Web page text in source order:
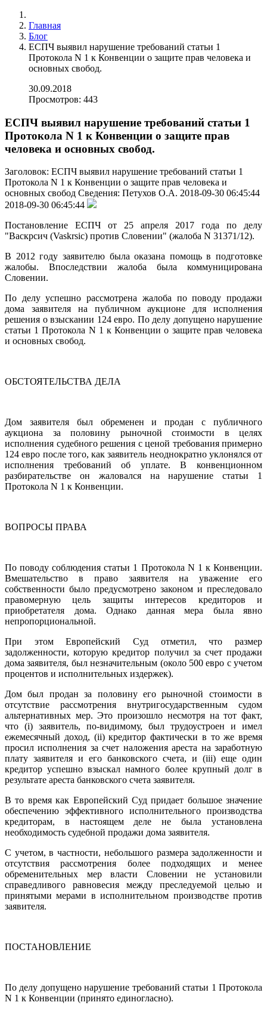
Главная
Блог
ЕСПЧ выявил нарушение требований статьи 1
Протокола N 1 к Конвенции о защите прав человека и
основных свобод.
30.09.2018
Просмотров: 443
ЕСПЧ выявил нарушение требований статьи 1
Протокола N 1 к Конвенции о защите прав
человека и основных свобод.
Заголовок: ЕСПЧ выявил нарушение требований статьи 1
Протокола N 1 к Конвенции о защите прав человека и
основных свобод Сведения: Петухов О.А. 2018-09-30 06:45:44
2018-09-30 06:45:44
Постановление ЕСПЧ от 25 апреля 2017 года по делу
"Васкрсич (Vaskrsic) против Словении" (жалоба N 31371/12).
В 2012 году заявителю была оказана помощь в подготовке
жалобы. Впоследствии жалоба была коммуницирована
Словении.
По делу успешно рассмотрена жалоба по поводу продажи
дома заявителя на публичном аукционе для исполнения
решения о взыскании 124 евро. По делу допущено нарушение
статьи 1 Протокола N 1 к Конвенции о защите прав человека
и основных свобод.
ОБСТОЯТЕЛЬСТВА ДЕЛА
Дом заявителя был обременен и продан с публичного
аукциона за половину рыночной стоимости в целях
исполнения судебного решения с ценой требования примерно
124 евро после того, как заявитель неоднократно уклонялся от
исполнения требований об уплате. В конвенционном
разбирательстве он жаловался на нарушение статьи 1
Протокола N 1 к Конвенции.
ВОПРОСЫ ПРАВА
По поводу соблюдения статьи 1 Протокола N 1 к Конвенции.
Вмешательство в право заявителя на уважение его
собственности было предусмотрено законом и преследовало
правомерную цель защиты интересов кредиторов и
приобретателя дома. Однако данная мера была явно
непропорциональной.
При этом Европейский Суд отметил, что размер
задолженности, которую кредитор получил за счет продажи
дома заявителя, был незначительным (около 500 евро с учетом
процентов и исполнительных издержек).
Дом был продан за половину его рыночной стоимости в
отсутствие рассмотрения внутригосударственным судом
альтернативных мер. Это произошло несмотря на тот факт,
что (i) заявитель, по-видимому, был трудоустроен и имел
ежемесячный доход, (ii) кредитор фактически в то же время
просил исполнения за счет наложения ареста на заработную
плату заявителя и его банковского счета, и (iii) еще один
кредитор успешно взыскал намного более крупный долг в
результате ареста банковского счета заявителя.
В то время как Европейский Суд придает большое значение
обеспечению эффективного исполнительного производства
кредиторам, в настоящем деле не была установлена
необходимость судебной продажи дома заявителя.
С учетом, в частности, небольшого размера задолженности и
отсутствия рассмотрения более подходящих и менее
обременительных мер власти Словении не установили
справедливого равновесия между преследуемой целью и
принятыми мерами в исполнительном производстве против
заявителя.
ПОСТАНОВЛЕНИЕ
По делу допущено нарушение требований статьи 1 Протокола
N 1 к Конвенции (принято единогласно).